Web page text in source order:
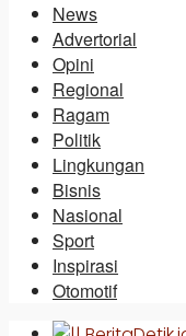
News
Advertorial
Opini
Regional
Ragam
Politik
Lingkungan
Bisnis
Nasional
Sport
Inspirasi
Otomotif